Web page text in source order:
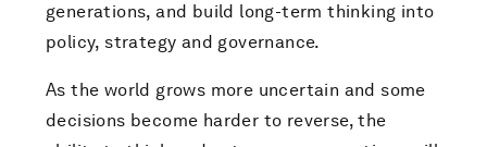
generations, and build long-term thinking into
policy, strategy and governance.
As the world grows more uncertain and some
decisions become harder to reverse, the